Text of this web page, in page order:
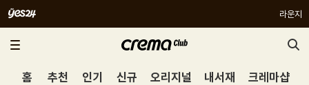
라운지
홈 추천 인기 신규 오리지널 내서재 크레마샵